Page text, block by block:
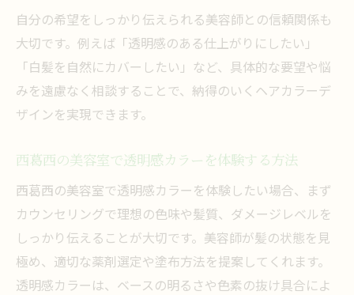
自分の希望をしっかり伝えられる美容師との信頼関係も
大切です。例えば「透明感のある仕上がりにしたい」
「白髪を自然にカバーしたい」など、具体的な要望や悩
みを遠慮なく相談することで、納得のいくヘアカラーデ
ザインを実現できます。
西葛西の美容室で透明感カラーを体験する方法
西葛西の美容室で透明感カラーを体験したい場合、まず
カウンセリングで理想の色味や髪質、ダメージレベルを
しっかり伝えることが大切です。美容師が髪の状態を見
極め、適切な薬剤選定や塗布方法を提案してくれます。
透明感カラーは、ベースの明るさや色素の抜け具合によ